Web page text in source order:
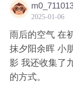
2025-01-06
雨后的空气 在
抹夕阳余晖 小
影 我还收集了
的方式。